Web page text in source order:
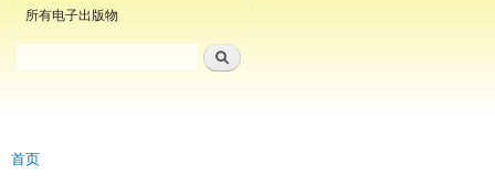
所有电子出版物
当前位置
首页